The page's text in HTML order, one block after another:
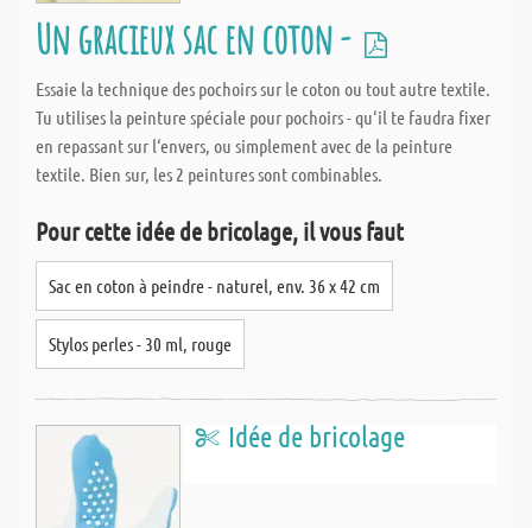
Un gracieux sac en coton -
Essaie la technique des pochoirs sur le coton ou tout autre textile.
Tu utilises la peinture spéciale pour pochoirs - qu‘il te faudra fixer
en repassant sur l‘envers, ou simplement avec de la peinture
textile. Bien sur, les 2 peintures sont combinables.
Pour cette idée de bricolage, il vous faut
Sac en coton à peindre - naturel, env. 36 x 42 cm
Stylos perles - 30 ml, rouge
Idée de bricolage